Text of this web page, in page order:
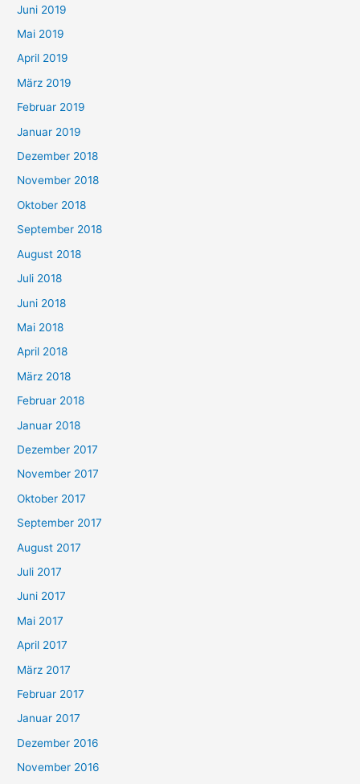
Juni 2019
Mai 2019
April 2019
März 2019
Februar 2019
Januar 2019
Dezember 2018
November 2018
Oktober 2018
September 2018
August 2018
Juli 2018
Juni 2018
Mai 2018
April 2018
März 2018
Februar 2018
Januar 2018
Dezember 2017
November 2017
Oktober 2017
September 2017
August 2017
Juli 2017
Juni 2017
Mai 2017
April 2017
März 2017
Februar 2017
Januar 2017
Dezember 2016
November 2016